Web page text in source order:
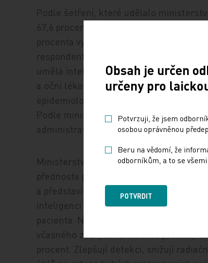
Podle šetření, které udělalo
67,6 procenta českých nemocnic,
procenta využití AI plánuje. Na 30
respondentů z různých typů nemocnic i
umělá inteligence využita, nejčastěji
a oční lékařství. V menší míře
epidemiologii, dermatologii, intenzivní
Podle ministra Vojtěcha má umělá
administrativě.
Ministerstvo průzkum představilo na
přednosta prof. Lukáš Lambert ocenil,
a představil přínos umělé inteligence
inteligencí významně zkracují
pacienta. Například při vyšetření
včasného záchytu karcinomu prostaty
procent. Zlepšují detekci, snižují
Obsah je určen
určeny pro
Potvrzuji, že jsem
osobou oprávněnou
Beru na vědomí, že
odborníkům, a to se
POTVRDIT